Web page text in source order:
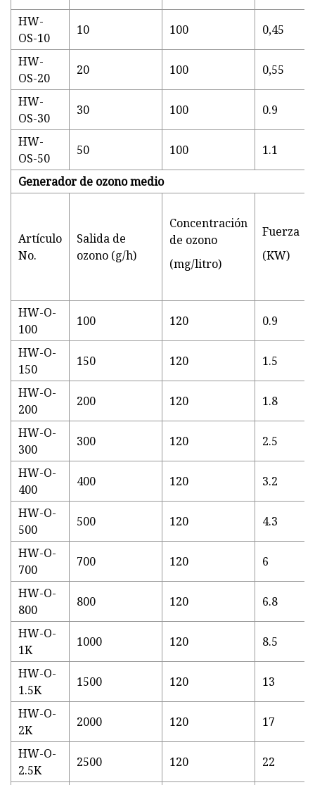
HW-
OS-10
10 100 0,45
HW-
OS-20
20 100 0,55
HW-
OS-30
30 100 0.9
HW-
OS-50
50 100 1.1
Generador de ozono medio
Artículo
No.
Salida de
ozono (g/h)
Concentración
de ozono
(mg/litro)
Fuerza
(KW)
HW-O-
100
100 120 0.9
HW-O-
150
150 120 1.5
HW-O-
200
200 120 1.8
HW-O-
300
300 120 2.5
HW-O-
400
400 120 3.2
HW-O-
500
500 120 4.3
HW-O-
700
700 120 6
HW-O-
800
800 120 6.8
HW-O-
1K
1000 120 8.5
HW-O-
1.5K
1500 120 13
HW-O-
2K
2000 120 17
HW-O-
2.5K
2500 120 22